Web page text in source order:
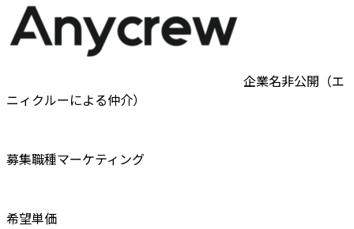
企業名非公開（エ
ニィクルーによる仲介）
募集職種マーケティング
希望単価